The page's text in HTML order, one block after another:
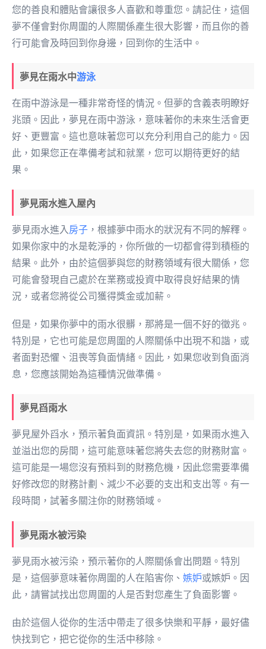
您的善良和體貼會讓很多人喜歡和尊重您。請記住，這個
夢不僅會對你周圍的人際關係產生很大影響，而且你的善
行可能會及時回到你身邊，回到你的生活中。
夢見在雨水中游泳
在雨中游泳是一種非常奇怪的情況。但夢的含義表明瞭好
兆頭。因此，夢見在雨中游泳，意味著你的未來生活會更
好、更豐富。這也意味著您可以充分利用自己的能力。因
此，如果您正在準備考試和就業，您可以期待更好的結
果。
夢見雨水進入屋內
夢見雨水進入 房子 ，根據夢中雨水的狀況有不同的解釋。
如果你家中的水是乾淨的，你所做的一切都會得到積極的
結果。此外，由於這個夢與您的財務領域有很大關係，您
可能會發現自己處於在業務或投資中取得良好結果的情
況，或者您將從公司獲得獎金或加薪。
但是，如果你夢中的雨水很髒，那將是一個不好的徵兆。
特別是，它也可能是您周圍的人際關係中出現不和諧，或
者面對恐懼、沮喪等負面情緒。因此，如果您收到負面消
息，您應該開始為這種情況做準備。
夢見舀雨水
夢見屋外舀水，預示著負面資訊。特別是，如果雨水進入
並溢出您的房間，這可能意味著您將失去您的財務財富。
這可能是一場您沒有預料到的財務危機，因此您需要準備
好修改您的財務計劃、減少不必要的支出和支出等。有一
段時間，試著多關注你的財務領域。
夢見雨水被污染
夢見雨水被污染，預示著你的人際關係會出問題。特別
是，這個夢意味著你周圍的人在陷害你、 嫉妒或嫉妒。因
此，請嘗試找出您周圍的人是否對您產生了負面影響。
由於這個人從你的生活中帶走了很多快樂和平靜，最好儘
快找到它，把它從你的生活中移除。